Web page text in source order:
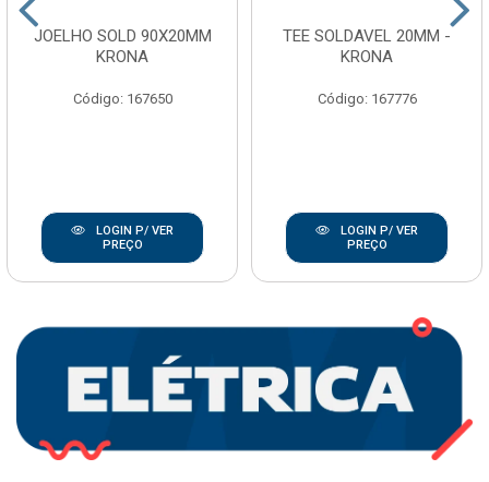
JOELHO SOLD 90X20MM
KRONA
Código: 167650
LOGIN P/ VER
PREÇO
TEE SOLDAVEL 20MM -
KRONA
Código: 167776
LOGIN P/ VER
PREÇO